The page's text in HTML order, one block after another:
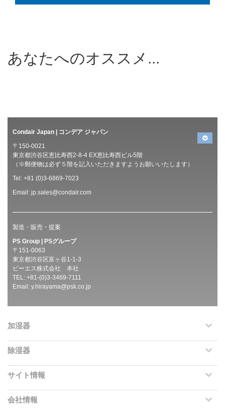
あなたへのオススメ...
Condair Japan | コンデア ジャパン
〒150-0021
東京都渋谷区恵比寿西2-8-4 EX恵比寿西ビル5階
（※郵便物は必ず５階を記入いただきますようお願いいたします）
Tel: +81 (0)3-6869-7023
Email: jp.sales@condair.com
製造・販売・提案
PS Group | PSグループ
〒151-0063
東京都渋谷区富ヶ谷1-1-3
ピーエス株式会社 本社
TEL: +81-(0)3-3469-7111
Email: y.hirayama@psk.co.jp
加湿器
除湿器
サイト情報
会社情報